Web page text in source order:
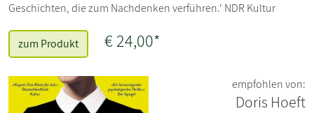
Geschichten, die zum Nachdenken verführen.' NDR Kultur
zum Produkt € 24,00*
empfohlen von:
Doris Hoeft